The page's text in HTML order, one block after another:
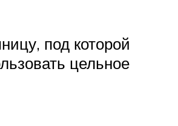
под которой
цельное